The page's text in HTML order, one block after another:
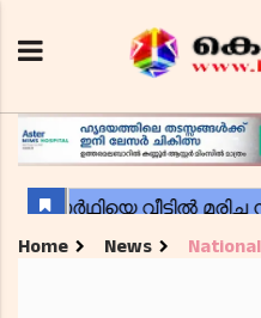
Home News National